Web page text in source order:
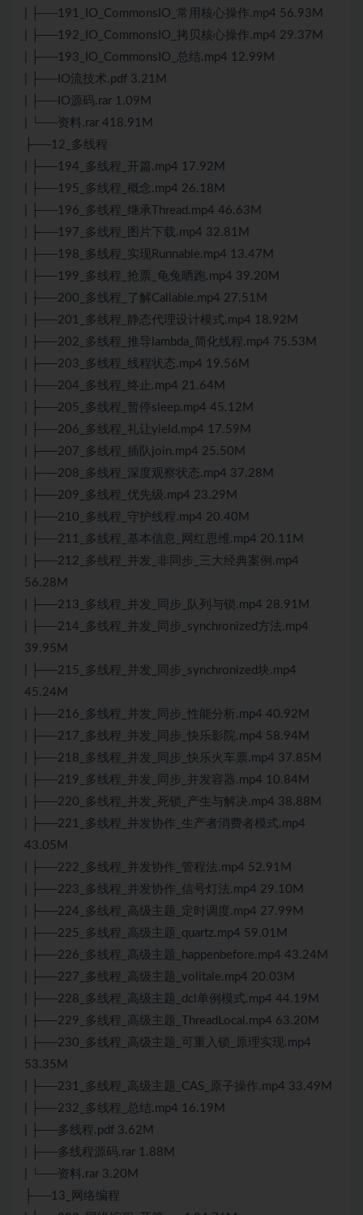
| ├──191_IO_CommonsIO_常用核心操作.mp4 56.93M
| ├──192_IO_CommonsIO_拷贝核心操作.mp4 29.37M
| ├──193_IO_CommonsIO_总结.mp4 12.99M
| ├──IO流技术.pdf 3.21M
| ├──IO源码.rar 1.09M
| └──资料.rar 418.91M
├──12_多线程
| ├──194_多线程_开篇.mp4 17.92M
| ├──195_多线程_概念.mp4 26.18M
| ├──196_多线程_继承Thread.mp4 46.63M
| ├──197_多线程_图片下载.mp4 32.81M
| ├──198_多线程_实现Runnable.mp4 13.47M
| ├──199_多线程_抢票_龟兔晒跑.mp4 39.20M
| ├──200_多线程_了解Callable.mp4 27.51M
| ├──201_多线程_静态代理设计模式.mp4 18.92M
| ├──202_多线程_推导lambda_简化线程.mp4 75.53M
| ├──203_多线程_线程状态.mp4 19.56M
| ├──204_多线程_终止.mp4 21.64M
| ├──205_多线程_暂停sleep.mp4 45.12M
| ├──206_多线程_礼让yield.mp4 17.59M
| ├──207_多线程_插队join.mp4 25.50M
| ├──208_多线程_深度观察状态.mp4 37.28M
| ├──209_多线程_优先级.mp4 23.29M
| ├──210_多线程_守护线程.mp4 20.40M
| ├──211_多线程_基本信息_网红思维.mp4 20.11M
| ├──212_多线程_并发_非同步_三大经典案例.mp4
56.28M
| ├──213_多线程_并发_同步_队列与锁.mp4 28.91M
| ├──214_多线程_并发_同步_synchronized方法.mp4
39.95M
| ├──215_多线程_并发_同步_synchronized块.mp4
45.24M
| ├──216_多线程_并发_同步_性能分析.mp4 40.92M
| ├──217_多线程_并发_同步_快乐影院.mp4 58.94M
| ├──218_多线程_并发_同步_快乐火车票.mp4 37.85M
| ├──219_多线程_并发_同步_并发容器.mp4 10.84M
| ├──220_多线程_并发_死锁_产生与解决.mp4 38.88M
| ├──221_多线程_并发协作_生产者消费者模式.mp4
43.05M
| ├──222_多线程_并发协作_管程法.mp4 52.91M
| ├──223_多线程_并发协作_信号灯法.mp4 29.10M
| ├──224_多线程_高级主题_定时调度.mp4 27.99M
| ├──225_多线程_高级主题_quartz.mp4 59.01M
| ├──226_多线程_高级主题_happenbefore.mp4 43.24M
| ├──227_多线程_高级主题_volitale.mp4 20.03M
| ├──228_多线程_高级主题_dcl单例模式.mp4 44.19M
| ├──229_多线程_高级主题_ThreadLocal.mp4 63.20M
| ├──230_多线程_高级主题_可重入锁_原理实现.mp4
53.35M
| ├──231_多线程_高级主题_CAS_原子操作.mp4 33.49M
| ├──232_多线程_总结.mp4 16.19M
| ├──多线程.pdf 3.62M
| ├──多线程源码.rar 1.88M
| └──资料.rar 3.20M
├──13_网络编程